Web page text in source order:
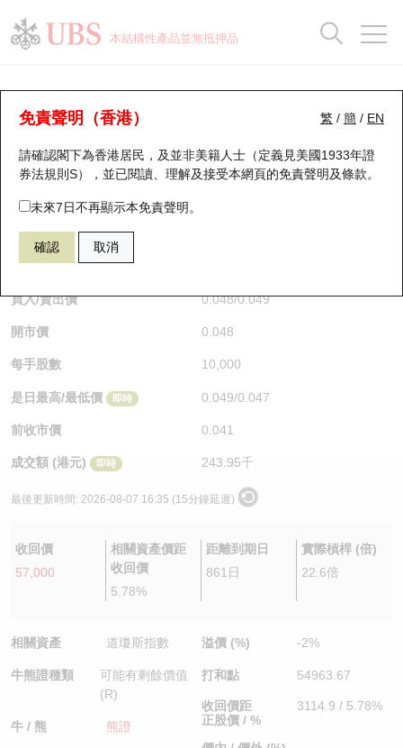
本結構性產品並無抵押品
繁 / 簡 / EN
免責聲明（香港）
請確認閣下為香港居民，及並非美籍人士（定義見美國1933年證
券法規則S），並已閱讀、理解及接受本網頁的免責聲明及條款。
未來7日不再顯示本免責聲明。
確認 取消
牛熊證分析儀
表現 街貨統計 比較
49647 瑞銀熊證 DJI 道瓊斯指數
$0.048 0.007
買入/賣出價 0.048/0.049
開市價 0.048
每手股數 10,000
是日最高/最低價 即時 0.049/0.047
前收市價 0.041
成交額 (港元) 即時 243.95千
最後更新時間: 2026-08-07 16:35 (15分鐘延遲)
收回價
57,000
相關資產價距
收回價
5.78%
距離到期日
861日
實際槓桿 (倍)
22.6倍
相關資產 道瓊斯指數
牛熊證種類
可能有剩餘價值
(R)
牛 / 熊 熊證
溢價 (%) -2%
打和點 54963.67
收回價距
正股價 / %
3114.9 / 5.78%
瑞銀認股證一覽
新發行瑞銀認股證
即將到期認股證
認股證到期結算價查詢
認股證分析儀
認股證速算機
認股證/牛熊證日誌
認股證文件及公告
街貨統計
比較
牛熊全景快搜
牛熊證搜尋
牛熊證街貨分佈圖
正股牛熊證列表
新發行瑞銀牛熊證
已收回牛熊證剩餘價值
牛熊證到期結算價查詢
牛熊證分析儀
牛熊證文件及公告
街貨統計
比較
十大升幅/跌幅
十大認股證成交分佈
十天股證佔大市成交
資金流
街貨統計
三十大平均引伸波幅
正股分析儀
二十大活躍股份
恒指成份股
國指成份股
科指成份股
相關資產沽空
中資ETFs溢價比較
AH 股價對照
持股比重
顯示所有持股比重
每月輪證大市專題
輪證專欄
講座及教育短片
認股證投資者教育
牛熊證投資者教育
認股證牛熊證常問問題